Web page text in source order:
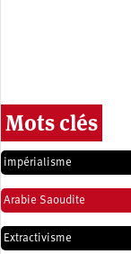
Mots clés
impérialisme
Arabie Saoudite
Extractivisme